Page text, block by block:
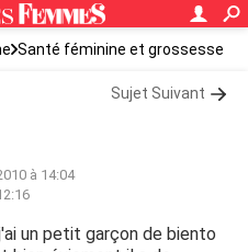
Santé féminine et grossesse
Sujet Suivant
à 14:04
un petit garçon de biento